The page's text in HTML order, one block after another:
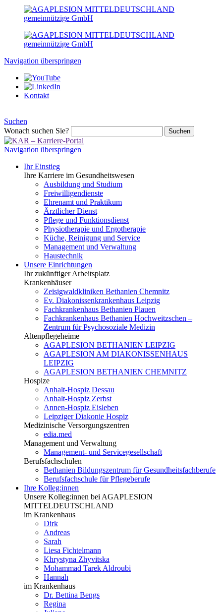
Navigation überspringen
Kontakt
Suchen
Wonach suchen Sie?
Suchen
Navigation überspringen
Ihr Einstieg
Ihre Karriere im Gesundheitswesen
Ausbildung und Studium
Freiwilligendienste
Ehrenamt und Praktikum
Ärztlicher Dienst
Pflege und Funktionsdienst
Physiotherapie und Ergotherapie
Küche, Reinigung und Service
Management und Verwaltung
Haustechnik
Unsere Einrichtungen
Ihr zukünftiger Arbeitsplatz
Krankenhäuser
Zeisigwaldkliniken Bethanien Chemnitz
Ev. Diakonissenkrankenhaus Leipzig
Fachkrankenhaus Bethanien Plauen
Fachkrankenhaus Bethanien Hochweitzschen –
Zentrum für Psychosoziale Medizin
Altenpflegeheime
AGAPLESION BETHANIEN LEIPZIG
AGAPLESION AM DIAKONISSENHAUS
LEIPZIG
AGAPLESION BETHANIEN CHEMNITZ
Hospize
Anhalt-Hospiz Dessau
Anhalt-Hospiz Zerbst
Annen-Hospiz Eisleben
Leipziger Diakonie Hospiz
Medizinische Versorgungszentren
edia.med
Management und Verwaltung
Management- und Servicegesellschaft
Berufsfachschulen
Bethanien Bildungszentrum für Gesundheitsfachberufe
Berufsfachschule für Pflegeberufe
Ihre Kolleg:innen
Unsere Kolleg:innen bei AGAPLESION
MITTELDEUTSCHLAND
im Krankenhaus
Dirk
Andreas
Sarah
Liesa Fichtelmann
Khrystyna Zhyvitska
Mohammad Tarek Aldroubi
Hannah
im Krankenhaus
Dr. Bettina Bengs
Regina